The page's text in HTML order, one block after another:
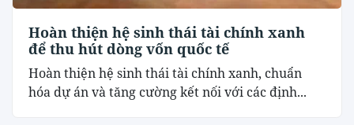
Hoàn thiện hệ sinh thái tài chính xanh
để thu hút dòng vốn quốc tế
Hoàn thiện hệ sinh thái tài chính xanh, chuẩn
hóa dự án và tăng cường kết nối với các định...